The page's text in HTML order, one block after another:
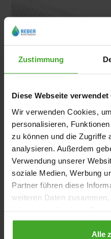
Zustimmung
Diese Webseite verwendet
Wir verwenden Cookies,
personalisieren,
zu können und die Zugriffe
analysieren. Außerdem
Verwendung unserer
soziale Medien, Werbung
Partner führen diese
weiteren Daten
gesammelt haben.
Alle
ab
10,28 €
3Varianten